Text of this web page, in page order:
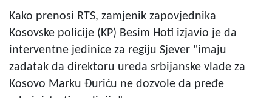
Kako prenosi RTS, zamjenik zapovjednika
Kosovske policije (KP) Besim Hoti izjavio je da
interventne jedinice za regiju Sjever "imaju
zadatak da direktoru ureda srbijanske vlade za
Kosovo Marku Đuriću ne dozvole da pređe